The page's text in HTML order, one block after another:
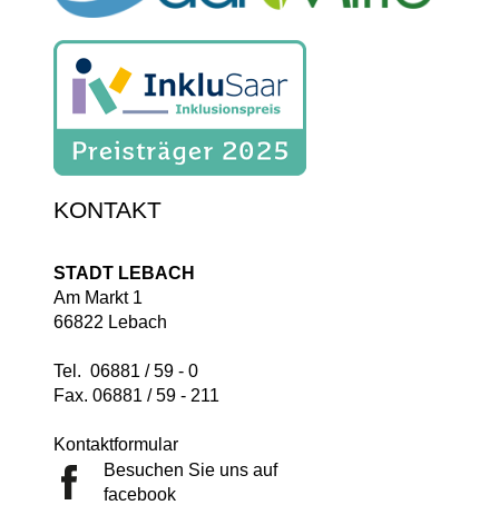
KONTAKT
STADT LEBACH
Am Markt 1
66822 Lebach
Tel. 06881 / 59 - 0
Fax. 06881 / 59 - 211
Kontaktformular
Besuchen Sie uns auf
facebook